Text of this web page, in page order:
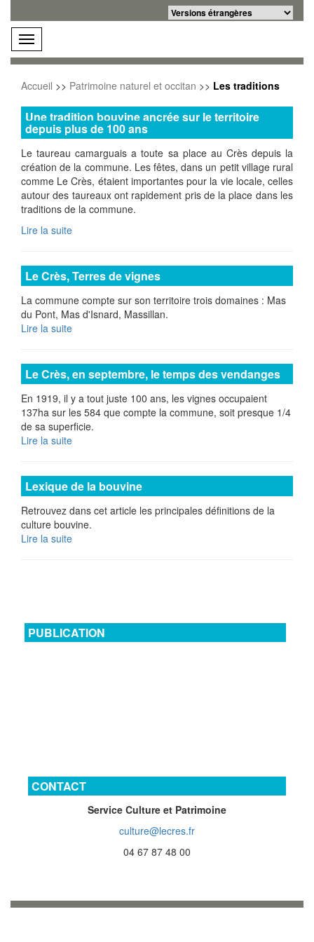
menu
Accueil >> Patrimoine naturel et occitan >> Les traditions
Une tradition bouvine ancrée sur le territoire
depuis plus de 100 ans
Le taureau camarguais a toute sa place au Crès depuis la
création de la commune. Les fêtes, dans un petit village rural
comme Le Crès, étaient importantes pour la vie locale, celles
autour des taureaux ont rapidement pris de la place dans les
traditions de la commune.
Lire la suite
Le Crès, Terres de vignes
La commune compte sur son territoire trois domaines : Mas
du Pont, Mas d'Isnard, Massillan.
Lire la suite
Le Crès, en septembre, le temps des vendanges
En 1919, il y a tout juste 100 ans, les vignes occupaient
137ha sur les 584 que compte la commune, soit presque 1/4
de sa superficie.
Lire la suite
Lexique de la bouvine
Retrouvez dans cet article les principales définitions de la
culture bouvine.
Lire la suite
PUBLICATION
CONTACT
Service Culture et Patrimoine
culture@lecres.fr
04 67 87 48 00